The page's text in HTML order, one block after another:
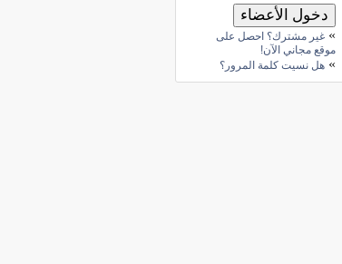
» غير مشترك؟ احصل على
موقع مجاني الآن!
» هل نسيت كلمة المرور؟